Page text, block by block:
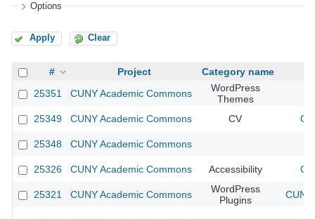
Options
Apply Clear
# Project
Category name
25351
CUNY Academic Commons
WordPress
Themes
25349
CUNY Academic Commons CV
25348 CUNY Academic Commons
25326 CUNY Academic Commons Accessibility
25321 CUNY Academic Commons
WordPress
Plugins